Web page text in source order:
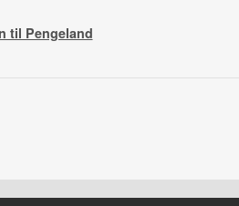
til Pengeland